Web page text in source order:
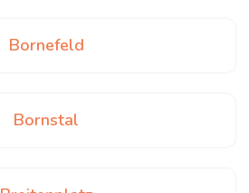
Bornefeld
Bornstal